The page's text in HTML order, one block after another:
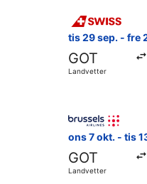
tis 29 sep. - fre
GOT
Landvetter
ons 7 okt. - tis
GOT
Landvetter